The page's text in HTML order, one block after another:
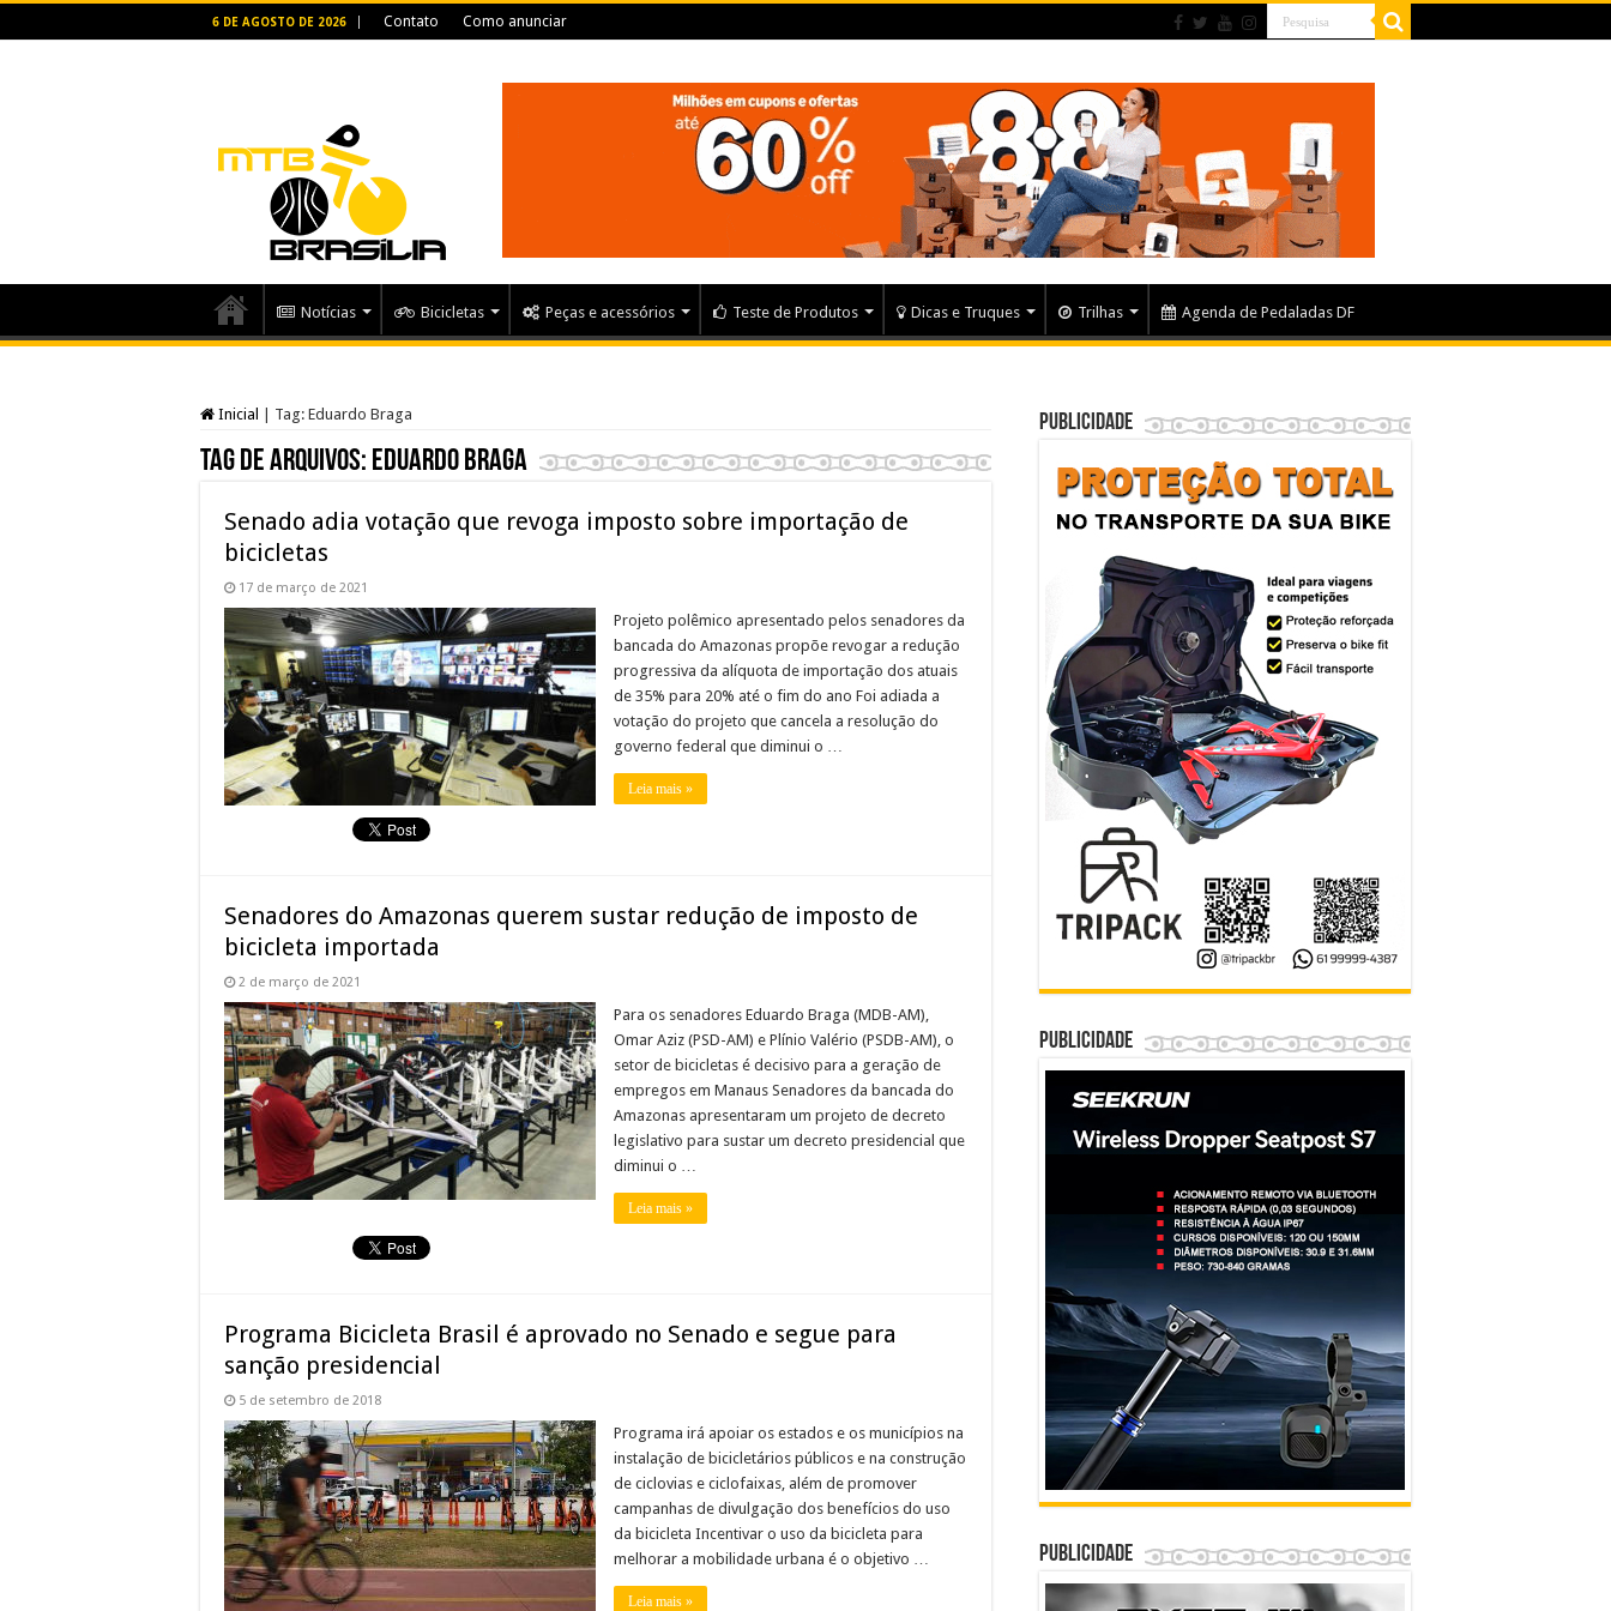
6 DE AGOSTO DE 2026 Contato Como anunciar
Notícias Bicicletas Peças e acessórios Teste de Produtos Dicas e Truques Trilhas Agenda de Pedaladas DF
Inicial Tag: Eduardo Braga
Tag de arquivos: Eduardo Braga
Senado adia votação que revoga imposto sobre importação de
bicicletas
17 de março de 2021
Projeto polêmico apresentado pelos senadores da
bancada do Amazonas propõe revogar a redução
progressiva da alíquota de importação dos atuais
de 35% para 20% até o fim do ano Foi adiada a
votação do projeto que cancela a resolução do
governo federal que diminui o …
Leia mais »
Senadores do Amazonas querem sustar redução de imposto de
bicicleta importada
2 de março de 2021
Para os senadores Eduardo Braga (MDB-AM),
Omar Aziz (PSD-AM) e Plínio Valério (PSDB-AM), o
setor de bicicletas é decisivo para a geração de
empregos em Manaus Senadores da bancada do
Amazonas apresentaram um projeto de decreto
legislativo para sustar um decreto presidencial que
diminui o …
Leia mais »
Programa Bicicleta Brasil é aprovado no Senado e segue para
sanção presidencial
5 de setembro de 2018
Programa irá apoiar os estados e os municípios na
instalação de bicicletários públicos e na construção
de ciclovias e ciclofaixas, além de promover
campanhas de divulgação dos benefícios do uso
da bicicleta Incentivar o uso da bicicleta para
melhorar a mobilidade urbana é o objetivo …
Leia mais »
Publicidade
Publicidade
Publicidade